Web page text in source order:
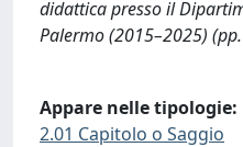
didattica presso il
Palermo (2015–2025)
Appare nelle tipologie:
2.01 Capitolo o Saggio